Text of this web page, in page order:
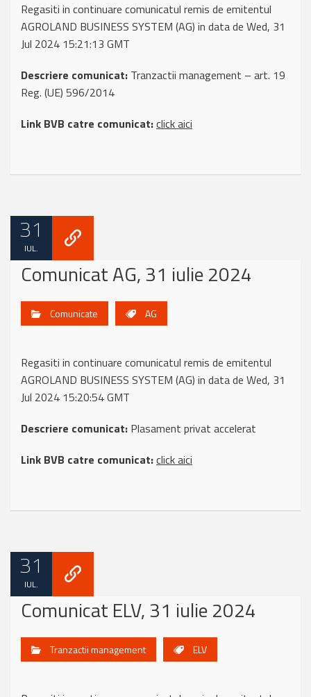
Regasiti in continuare comunicatul remis de emitentul
AGROLAND BUSINESS SYSTEM (AG) in data de Wed, 31
Jul 2024 15:21:13 GMT
Descriere comunicat: Tranzactii management – art. 19
Reg. (UE) 596/2014
Link BVB catre comunicat:click aici
31
IUL.
Comunicat AG, 31 iulie 2024
Comunicate AG
Regasiti in continuare comunicatul remis de emitentul
AGROLAND BUSINESS SYSTEM (AG) in data de Wed, 31
Jul 2024 15:20:54 GMT
Descriere comunicat: Plasament privat accelerat
Link BVB catre comunicat:click aici
31
IUL.
Comunicat ELV, 31 iulie 2024
Tranzactii management ELV